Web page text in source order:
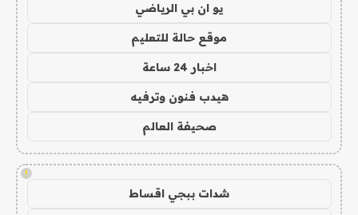
يو ان بي الرياضي
موقع حالة للتعليم
اخبار 24 ساعة
هيدب فنون وترفيه
صحيفة العالم
!
شدات ببجي اقساط